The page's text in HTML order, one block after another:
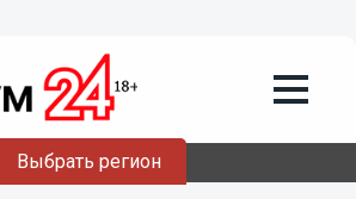
Выбрать регион
поручил оказать всю
помощь пострадавшим в
Нижнего Новгорода